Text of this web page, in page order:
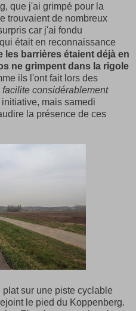
que j'ai grimpé pour la
trouvaient de nombreux
car j'ai fondu
était en reconnaissance
les barrières étaient déjà en
ne grimpent dans la rigole
ils l'ont fait lors des
facilite considérablement
mais samedi
la présence de ces
sur une piste cyclable
le pied du Koppenberg.